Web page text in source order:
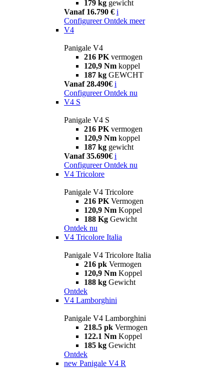
179 kg gewicht
Vanaf 16.790 € i
Configureer Ontdek meer
V4
Panigale V4
216 PK vermogen
120,9 Nm koppel
187 kg GEWCHT
Vanaf 28.490€ i
Configureer Ontdek nu
V4 S
Panigale V4 S
216 PK vermogen
120,9 Nm koppel
187 kg gewicht
Vanaf 35.690€ i
Configureer Ontdek nu
V4 Tricolore
Panigale V4 Tricolore
216 PK Vermogen
120,9 Nm Koppel
188 Kg Gewicht
Ontdek nu
V4 Tricolore Italia
Panigale V4 Tricolore Italia
216 pk Vermogen
120,9 Nm Koppel
188 kg Gewicht
Ontdek
V4 Lamborghini
Panigale V4 Lamborghini
218.5 pk Vermogen
122.1 Nm Koppel
185 kg Gewicht
Ontdek
new Panigale V4 R